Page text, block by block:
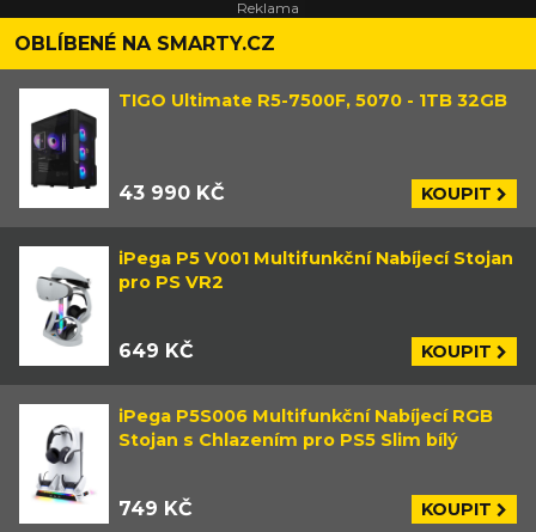
OBLÍBENÉ NA SMARTY.CZ
TIGO Ultimate R5-7500F, 5070 - 1TB 32GB
43 990 KČ KOUPIT
iPega P5 V001 Multifunkční Nabíjecí Stojan
pro PS VR2
649 KČ KOUPIT
iPega P5S006 Multifunkční Nabíjecí RGB
Stojan s Chlazením pro PS5 Slim bílý
749 KČ KOUPIT